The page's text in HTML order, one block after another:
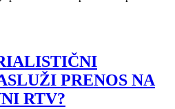
PRENOS NA
RTV?